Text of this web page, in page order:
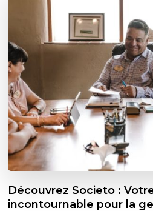
Découvrez Societo :
incontournable pour la